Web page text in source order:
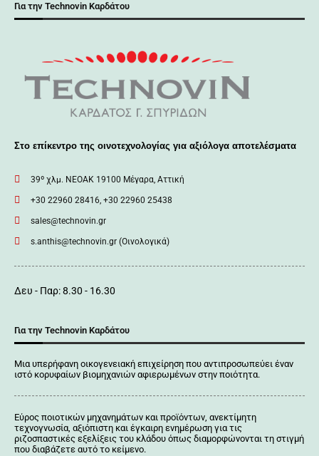
Για την Technovin Καρδάτου
Στο επίκεντρο της οινοτεχνολογίας για αξιόλογα αποτελέσματα
39º χλμ. ΝΕΟΑΚ 19100 Mέγαρα, Αττική
+30 22960 28416, +30 22960 25438
sales@technovin.gr
s.anthis@technovin.gr (Οινολογικά)
Δευ - Παρ: 8.30 - 16.30
Για την Technovin Καρδάτου
Μια υπερήφανη οικογενειακή επιχείρηση που αντιπροσωπεύει έναν
ιστό κορυφαίων βιομηχανιών αφιερωμένων στην ποιότητα.
Εύρος ποιοτικών μηχανημάτων και προϊόντων, ανεκτίμητη
τεχνογνωσία, αξιόπιστη και έγκαιρη ενημέρωση για τις
ριζοσπαστικές εξελίξεις του κλάδου όπως διαμορφώνονται τη στιγμή
που διαβάζετε αυτό το κείμενο.